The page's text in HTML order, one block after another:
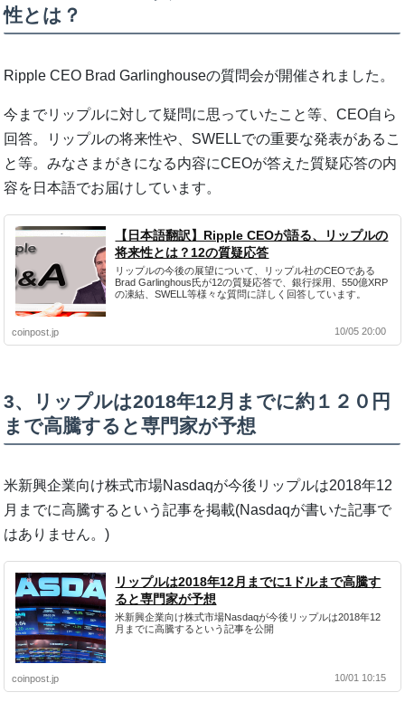
性とは？
Ripple CEO Brad Garlinghouseの質問会が開催されました。
今までリップルに対して疑問に思っていたこと等、CEO自ら
回答。リップルの将来性や、SWELLでの重要な発表があるこ
と等。みなさまがきになる内容にCEOが答えた質疑応答の内
容を日本語でお届けしています。
【日本語翻訳】Ripple CEOが語る、リップルの
将来性とは？12の質疑応答
リップルの今後の展望について、リップル社のCEOである
Brad Garlinghous氏が12の質疑応答で、銀行採用、550億XRP
の凍結、SWELL等様々な質問に詳しく回答しています。
coinpost.jp 10/05 20:00
3、リップルは2018年12月までに約１２０円
まで高騰すると専門家が予想
米新興企業向け株式市場Nasdaqが今後リップルは2018年12
月までに高騰するという記事を掲載(Nasdaqが書いた記事で
はありません。)
リップルは2018年12月までに1ドルまで高騰す
ると専門家が予想
米新興企業向け株式市場Nasdaqが今後リップルは2018年12
月までに高騰するという記事を公開
coinpost.jp 10/01 10:15